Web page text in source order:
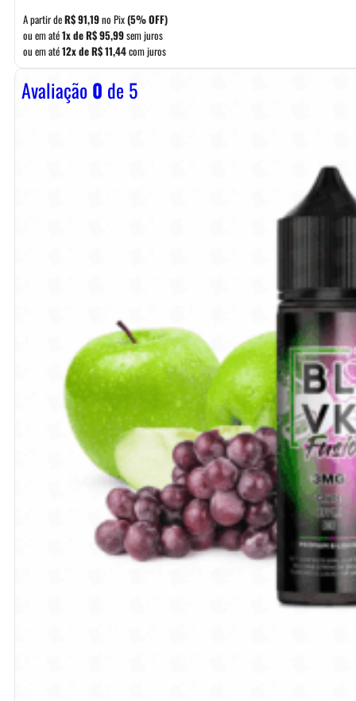
A partir deR$91,19no Pix(5% OFF)
ou em até1x deR$95,99sem juros
ou em até12x deR$11,44com juros
Avaliação0 de 5